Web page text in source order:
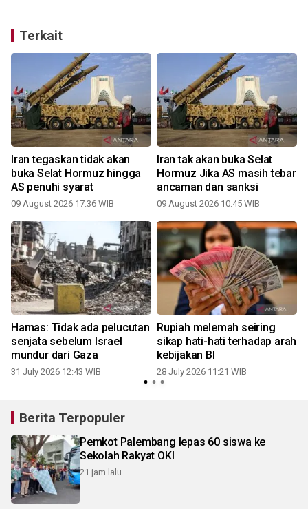
Terkait
Iran tegaskan tidak akan
buka Selat Hormuz hingga
AS penuhi syarat
09 August 2026 17:36 WIB
Iran tak akan buka Selat
Hormuz Jika AS masih tebar
ancaman dan sanksi
09 August 2026 10:45 WIB
Hamas: Tidak ada pelucutan
senjata sebelum Israel
mundur dari Gaza
31 July 2026 12:43 WIB
Rupiah melemah seiring
sikap hati-hati terhadap arah
kebijakan BI
28 July 2026 11:21 WIB
Berita Terpopuler
Pemkot Palembang lepas 60 siswa ke
Sekolah Rakyat OKI
21 jam lalu